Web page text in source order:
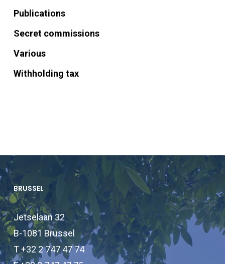
Publications
Secret commissions
Various
Withholding tax
BRUSSEL
Jetselaan 32
B-1081 Brussel
T +32 2 747 47 74